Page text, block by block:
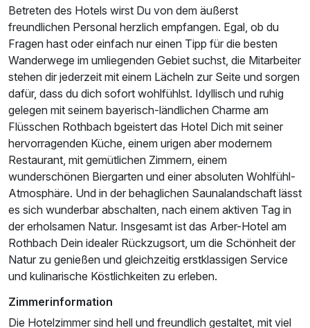
Ausstattung
Für 4 Tage p.P. ab 226,00 €
Doppelzimmer "Silberberg" mit Balkon
2 Erwachsene
Betreten des Hotels wirst Du von dem äußerst
freundlichen Personal herzlich empfangen. Egal, ob du
Fragen hast oder einfach nur einen Tipp für die besten
Wanderwege im umliegenden Gebiet suchst, die Mitarbeiter
stehen dir jederzeit mit einem Lächeln zur Seite und sorgen
dafür, dass du dich sofort wohlfühlst. Idyllisch und ruhig
gelegen mit seinem bayerisch-ländlichen Charme am
Flüsschen Rothbach bgeistert das Hotel Dich mit seiner
hervorragenden Küche, einem urigen aber modernem
Restaurant, mit gemütlichen Zimmern, einem
wunderschönen Biergarten und einer absoluten Wohlfühl-
Atmosphäre. Und in der behaglichen Saunalandschaft lässt
es sich wunderbar abschalten, nach einem aktiven Tag in
der erholsamen Natur. Insgesamt ist das Arber-Hotel am
Rothbach Dein idealer Rückzugsort, um die Schönheit der
Natur zu genießen und gleichzeitig erstklassigen Service
und kulinarische Köstlichkeiten zu erleben.
Zimmerinformation
Die Hotelzimmer sind hell und freundlich gestaltet, mit viel